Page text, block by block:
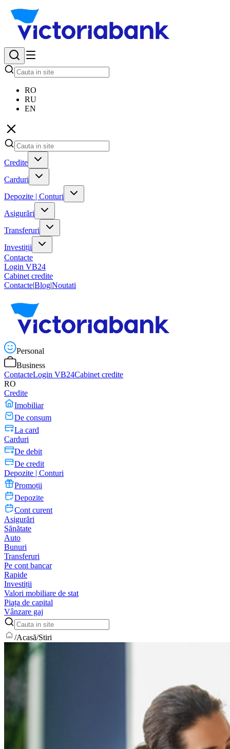
RO
RU
EN
Credite
Carduri
Depozite | Conturi
Asigurări
Transferuri
Investiții
Contacte
Login VB24
Cabinet credite
Contacte|Blog|Noutati
Personal
Business
ContacteLogin VB24Cabinet credite
RO
Credite
Imobiliar
De consum
La card
Carduri
De debit
De credit
Depozite | Conturi
Promoții
Depozite
Cont curent
Asigurări
Sănătate
Auto
Bunuri
Transferuri
Pe cont bancar
Rapide
Investiții
Valori mobiliare de stat
Piața de capital
Vânzare gaj
/Acasă/Stiri